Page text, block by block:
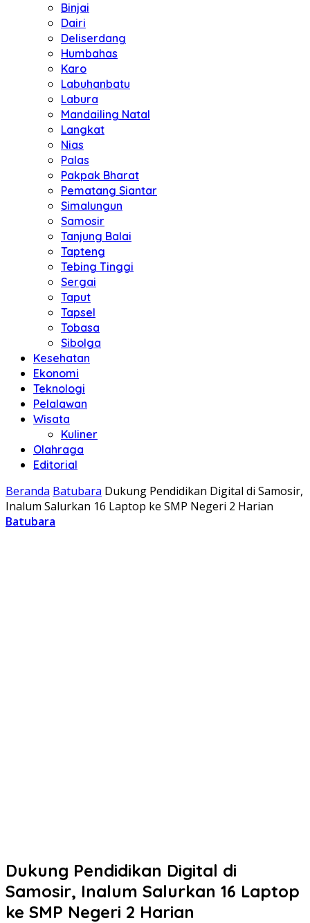
Binjai
Dairi
Deliserdang
Humbahas
Karo
Labuhanbatu
Labura
Mandailing Natal
Langkat
Nias
Palas
Pakpak Bharat
Pematang Siantar
Simalungun
Samosir
Tanjung Balai
Tapteng
Tebing Tinggi
Sergai
Taput
Tapsel
Tobasa
Sibolga
Kesehatan
Ekonomi
Teknologi
Pelalawan
Wisata
Kuliner
Olahraga
Editorial
Beranda Batubara Dukung Pendidikan Digital di Samosir,
Inalum Salurkan 16 Laptop ke SMP Negeri 2 Harian
Batubara
Dukung Pendidikan Digital di
Samosir, Inalum Salurkan 16 Laptop
ke SMP Negeri 2 Harian